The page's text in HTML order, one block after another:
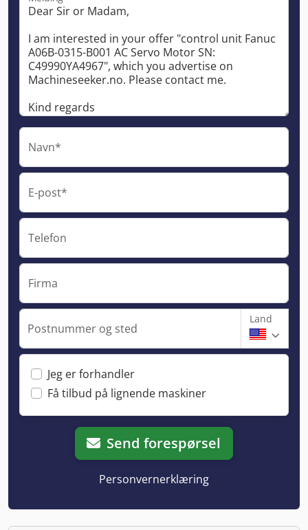
Navn*
E-post*
Telefon
Firma
Postnummer og sted
Land
Jeg er forhandler
Få tilbud på lignende maskiner
Send forespørsel
Personvernerklæring